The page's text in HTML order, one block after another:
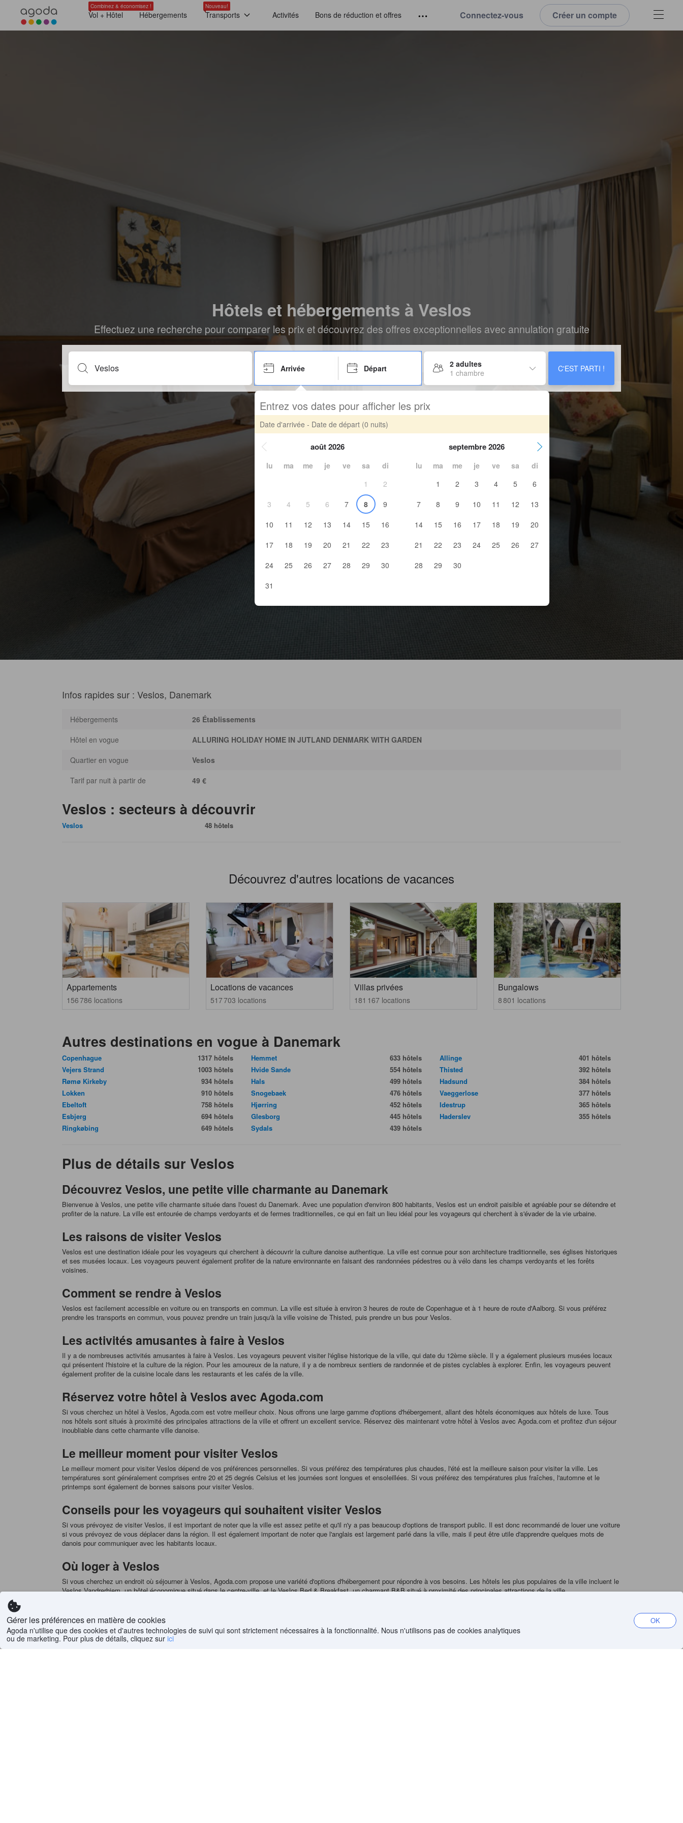
Gérer les préférences en matière de cookies
Agoda n'utilise que des cookies et d'autres technologies de suivi qui sont strictement nécessaires à la fonctionnalité. Nous n'utilisons pas de cookies analytiques
ou de marketing. Pour plus de détails, cliquez sur ici
OK
Combinez & économisez !
Vol + Hôtel Hébergements
Nouveau!
Transports Activités Bons de réduction et offres Connectez-vous Créer un compte
Hôtels et hébergements à Veslos
Effectuez une recherche pour comparer les prix et découvrez des offres exceptionnelles avec annulation gratuite
Arrivée Départ
2 adultes
1 chambre
C'EST PARTI !
Entrez vos dates pour afficher les prix
Date d'arrivée - Date de départ (0 nuits)
août 2026
lu ma me je ve sa
di
1
2
3
4 5 6 7 8
9
10
11 12 13 14 15
16
17
18 19 20 21 22
23
24
25 26 27 28 29
30
31
septembre 2026
lu ma me je ve sa
di
1
2 3 4 5
6
7
8 9 10 11 12
13
14
15 16 17 18 19
20
21
22 23 24 25 26
27
28
29 30
Infos rapides sur : Veslos, Danemark
Hébergements
26 Établissements
Hôtel en vogue
ALLURING HOLIDAY HOME IN JUTLAND DENMARK WITH GARDEN
Quartier en vogue
Veslos
Tarif par nuit à partir de
49 €
Veslos : secteurs à découvrir
Veslos 48 hôtels
Découvrez d'autres locations de vacances
Appartements
156 786 locations
Locations de vacances
517 703 locations
Villas privées
181 167 locations
Bungalows
8 801 locations
Autres destinations en vogue à Danemark
Copenhague
1317 hôtels
Vejers Strand
1003 hôtels
Rømø Kirkeby
934 hôtels
Lokken
910 hôtels
Ebeltoft
758 hôtels
Esbjerg
694 hôtels
Ringkøbing
649 hôtels
Hemmet
633 hôtels
Hvide Sande
554 hôtels
Hals
499 hôtels
Snogebaek
476 hôtels
Hjørring
452 hôtels
Glesborg
445 hôtels
Sydals
439 hôtels
Allinge
401 hôtels
Thisted
392 hôtels
Hadsund
384 hôtels
Vaeggerlose
377 hôtels
Idestrup
365 hôtels
Haderslev
355 hôtels
Plus de détails sur Veslos
Découvrez Veslos, une petite ville charmante au Danemark
Bienvenue à Veslos, une petite ville charmante située dans l'ouest du Danemark. Avec une population d'environ 800 habitants, Veslos est un endroit paisible et agréable pour se détendre et
profiter de la nature. La ville est entourée de champs verdoyants et de fermes traditionnelles, ce qui en fait un lieu idéal pour les voyageurs qui cherchent à s'évader de la vie urbaine.
Les raisons de visiter Veslos
Veslos est une destination idéale pour les voyageurs qui cherchent à découvrir la culture danoise authentique. La ville est connue pour son architecture traditionnelle, ses églises historiques
et ses musées locaux. Les voyageurs peuvent également profiter de la nature environnante en faisant des randonnées pédestres ou à vélo dans les champs verdoyants et les forêts
voisines.
Comment se rendre à Veslos
Veslos est facilement accessible en voiture ou en transports en commun. La ville est située à environ 3 heures de route de Copenhague et à 1 heure de route d'Aalborg. Si vous préférez
prendre les transports en commun, vous pouvez prendre un train jusqu'à la ville voisine de Thisted, puis prendre un bus pour Veslos.
Les activités amusantes à faire à Veslos
Il y a de nombreuses activités amusantes à faire à Veslos. Les voyageurs peuvent visiter l'église historique de la ville, qui date du 12ème siècle. Il y a également plusieurs musées locaux
qui présentent l'histoire et la culture de la région. Pour les amoureux de la nature, il y a de nombreux sentiers de randonnée et de pistes cyclables à explorer. Enfin, les voyageurs peuvent
également profiter de la cuisine locale dans les restaurants et les cafés de la ville.
Réservez votre hôtel à Veslos avec Agoda.com
Si vous cherchez un hôtel à Veslos, Agoda.com est votre meilleur choix. Nous offrons une large gamme d'options d'hébergement, allant des hôtels économiques aux hôtels de luxe. Tous
nos hôtels sont situés à proximité des principales attractions de la ville et offrent un excellent service. Réservez dès maintenant votre hôtel à Veslos avec Agoda.com et profitez d'un séjour
inoubliable dans cette charmante ville danoise.
Le meilleur moment pour visiter Veslos
Le meilleur moment pour visiter Veslos dépend de vos préférences personnelles. Si vous préférez des températures plus chaudes, l'été est la meilleure saison pour visiter la ville. Les
températures sont généralement comprises entre 20 et 25 degrés Celsius et les journées sont longues et ensoleillées. Si vous préférez des températures plus fraîches, l'automne et le
printemps sont également de bonnes saisons pour visiter Veslos.
Conseils pour les voyageurs qui souhaitent visiter Veslos
Si vous prévoyez de visiter Veslos, il est important de noter que la ville est assez petite et qu'il n'y a pas beaucoup d'options de transport public. Il est donc recommandé de louer une voiture
si vous prévoyez de vous déplacer dans la région. Il est également important de noter que l'anglais est largement parlé dans la ville, mais il peut être utile d'apprendre quelques mots de
danois pour communiquer avec les habitants locaux.
Où loger à Veslos
Si vous cherchez un endroit où séjourner à Veslos, Agoda.com propose une variété d'options d'hébergement pour répondre à vos besoins. Les hôtels les plus populaires de la ville incluent le
Veslos Vandrerhjem, un hôtel économique situé dans le centre-ville, et le Veslos Bed & Breakfast, un charmant B&B situé à proximité des principales attractions de la ville.
Les plats locaux à goûter à Veslos
La cuisine locale de Veslos est connue pour ses plats traditionnels danois, tels que le smørrebrød, une tartine de pain de seigle garnie de différentes sortes de viande, de poisson et de
légumes. Les voyageurs peuvent également essayer le frikadeller, des boulettes de viande danoises, et le rugbrød, un pain de seigle dense et savoureux. Les restaurants locaux proposent